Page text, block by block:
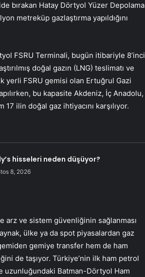
bırakan Hatay Dörtyol Yüzer Depolama
metreküp gazlaştırma yapıldığını
FSRU Terminali, bugün itibariyle 8’inci
doğal gazın (LNG) teslimatı ve
yerli FSRU gemisi olan Ertuğrul Gazi
bu kapasite Akdeniz, İç Anadolu,
ilin doğal gaz ihtiyacını karşılıyor.
hisseleri neden düşüyor?
8, 2026
arz ve sistem güvenliğinin sağlanması
ülke ya da spot piyasalardan gaz
gemiye transfer hem de ham
de taşıyor. Türkiye’nin ilk ham petrol
uzunluğundaki Batman-Dörtyol Ham